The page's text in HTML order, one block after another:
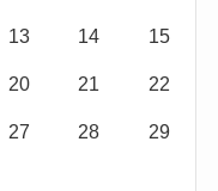
13 14 15
20 21 22
27 28 29